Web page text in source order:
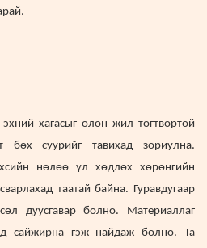
хагасыг олон жил тогтвортой
бөх суурийг тавихад зориулна.
нөлөө үл хөдлөх хөрөнгийн
таатай байна. Гуравдугаар
дуусгавар болно. Материаллаг
сайжирна гэж найдаж болно. Та